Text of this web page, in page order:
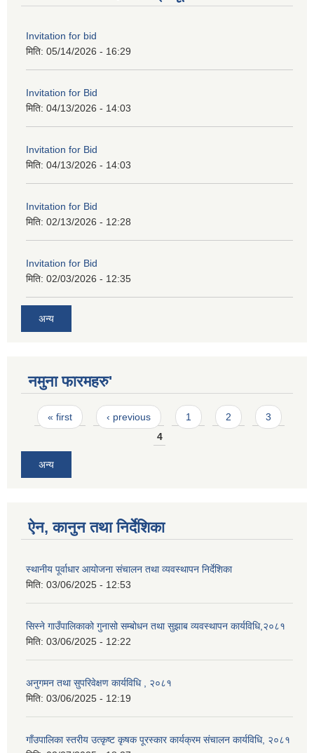
Invitation for bid
मिति: 05/14/2026 - 16:29
Invitation for Bid
मिति: 04/13/2026 - 14:03
Invitation for Bid
मिति: 04/13/2026 - 14:03
Invitation for Bid
मिति: 02/13/2026 - 12:28
Invitation for Bid
मिति: 02/03/2026 - 12:35
अन्य
नमुना फारमहरु'
Pages
« first ‹ previous 1 2
3
4
अन्य
ऐन, कानुन तथा निर्देशिका
स्थानीय पूर्वाधार आयोजना संचालन तथा व्यवस्थापन निर्देशिका
मिति: 03/06/2025 - 12:53
सिस्ने गाउँपालिकाको गुनासो सम्बोधन तथा सुझाब व्यवस्थापन कार्यविधि,२०८१
मिति: 03/06/2025 - 12:22
अनुगमन तथा सुपरिवेक्षण कार्यविधि , २०८१
मिति: 03/06/2025 - 12:19
गाँउपालिका स्तरीय उत्कृष्ट कृषक पूरस्कार कार्यक्रम संचालन कार्यविधि, २०८१